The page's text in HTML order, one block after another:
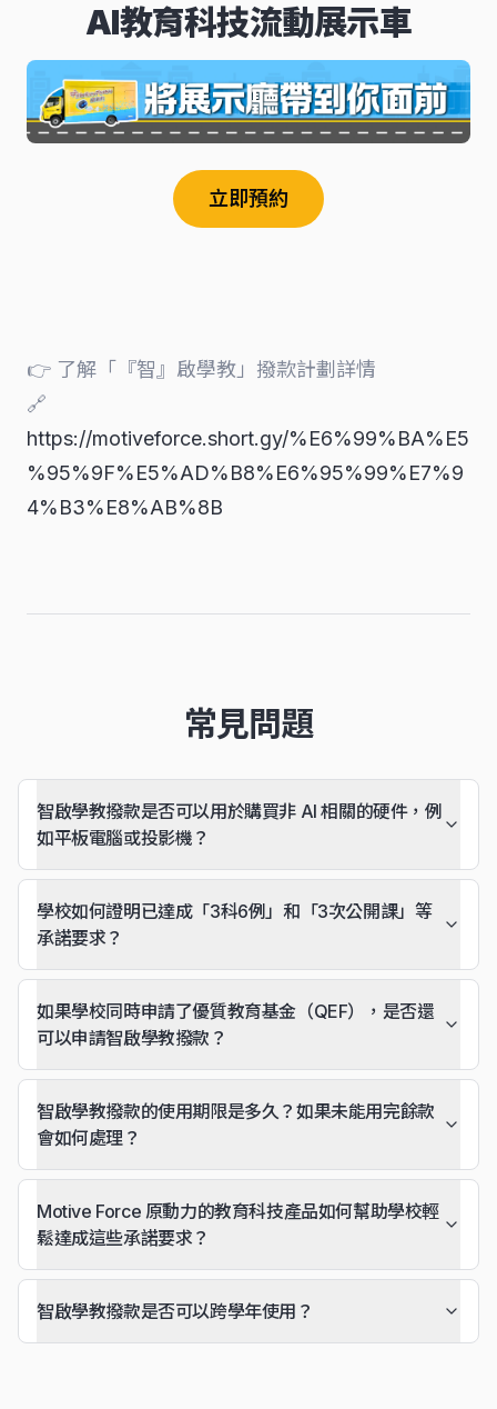
AI教育科技流動展示車
立即預約
👉 了解「『智』啟學教」撥款計劃詳情
🔗
https://motiveforce.short.gy/%E6%99%BA%E5
%95%9F%E5%AD%B8%E6%95%99%E7%9
4%B3%E8%AB%8B
常見問題
智啟學教撥款是否可以用於購買非 AI 相關的硬件，例
如平板電腦或投影機？
學校如何證明已達成「3科6例」和「3次公開課」等
承諾要求？
如果學校同時申請了優質教育基金（QEF），是否還
可以申請智啟學教撥款？
智啟學教撥款的使用期限是多久？如果未能用完餘款
會如何處理？
Motive Force 原動力的教育科技產品如何幫助學校輕
鬆達成這些承諾要求？
智啟學教撥款是否可以跨學年使用？